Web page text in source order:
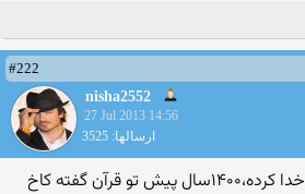
#222
nisha2552
27 Jul 2013 14:56
ارسالها: 3525
اون دوستمون که میگفت خدا کرده،۱۴۰۰سال پیش تو قرآن گفته کاخ